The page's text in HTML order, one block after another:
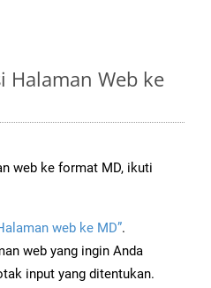
Halaman Web ke
web ke format MD, ikuti
web ke MD”.
web yang ingin Anda
input yang ditentukan.